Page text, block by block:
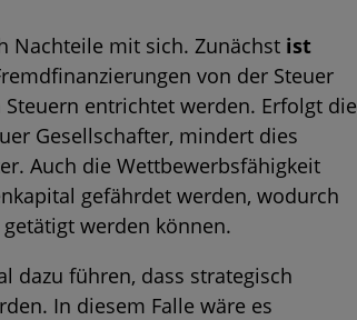
Nachteile mit sich. Zunächst ist
von der Steuer
entrichtet werden. Erfolgt die
Gesellschafter, mindert dies
Auch die Wettbewerbsfähigkeit
gefährdet werden, wodurch
werden können.
dazu führen, dass strategisch
In diesem Falle wäre es